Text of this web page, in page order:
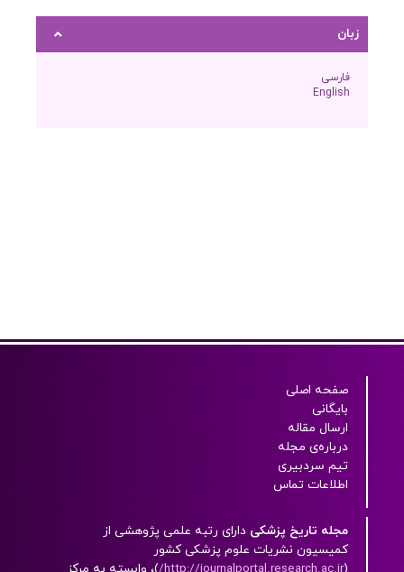
زبان
فارسی
English
صفحه اصلی
بایگانی
ارسال مقاله
درباره‌ی مجله
تیم سردبیری
اطلاعات تماس
مجله تاریخ پزشکی دارای رتبه علمی پژوهشی از
کميسيون نشريات علوم پزشکی کشور